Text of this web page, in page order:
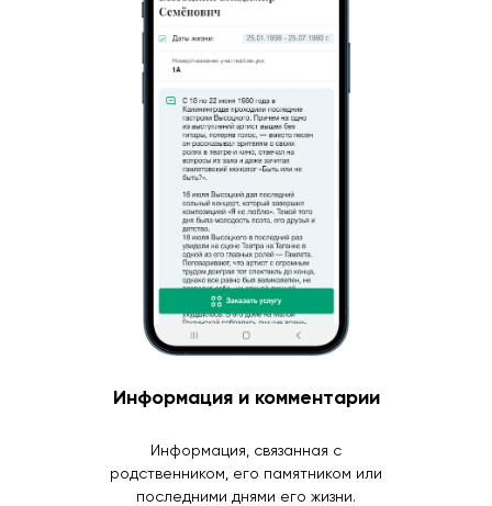
Информация и комментарии
Информация, связанная с
родственником, его памятником или
последними днями его жизни.